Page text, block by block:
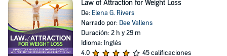
Law of Attraction for Weight Loss
De: Elena G. Rivers
Narrado por: Dee Vallens
Duración: 2 h y 29 m
Idioma: Inglés
4.0
45 calificaciones